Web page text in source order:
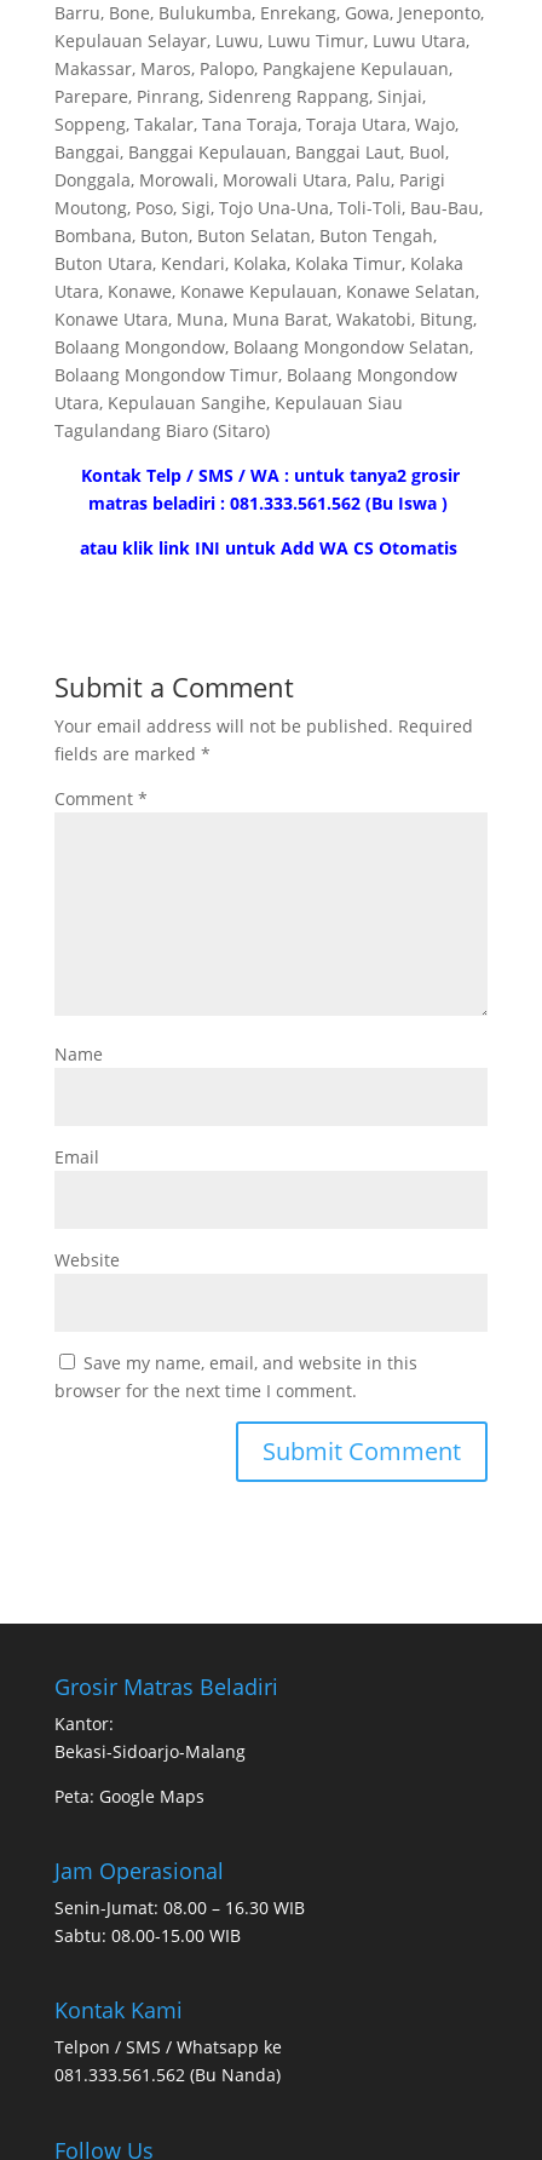
Barru, Bone, Bulukumba, Enrekang, Gowa, Jeneponto,
Kepulauan Selayar, Luwu, Luwu Timur, Luwu Utara,
Makassar, Maros, Palopo, Pangkajene Kepulauan,
Parepare, Pinrang, Sidenreng Rappang, Sinjai,
Soppeng, Takalar, Tana Toraja, Toraja Utara, Wajo,
Banggai, Banggai Kepulauan, Banggai Laut, Buol,
Donggala, Morowali, Morowali Utara, Palu, Parigi
Moutong, Poso, Sigi, Tojo Una-Una, Toli-Toli, Bau-Bau,
Bombana, Buton, Buton Selatan, Buton Tengah,
Buton Utara, Kendari, Kolaka, Kolaka Timur, Kolaka
Utara, Konawe, Konawe Kepulauan, Konawe Selatan,
Konawe Utara, Muna, Muna Barat, Wakatobi, Bitung,
Bolaang Mongondow, Bolaang Mongondow Selatan,
Bolaang Mongondow Timur, Bolaang Mongondow
Utara, Kepulauan Sangihe, Kepulauan Siau
Tagulandang Biaro (Sitaro)
Kontak Telp / SMS / WA : untuk tanya2 grosir
matras beladiri : 081.333.561.562 (Bu Iswa )
atau klik link INI untuk Add WA CS Otomatis
Submit a Comment
Your email address will not be published. Required
fields are marked *
Comment *
Name
Email
Website
Save my name, email, and website in this
browser for the next time I comment.
Grosir Matras Beladiri
Kantor:
Bekasi-Sidoarjo-Malang
Peta: Google Maps
Jam Operasional
Senin-Jumat: 08.00 – 16.30 WIB
Sabtu: 08.00-15.00 WIB
Kontak Kami
Telpon / SMS / Whatsapp ke
081.333.561.562 (Bu Nanda)
Follow Us